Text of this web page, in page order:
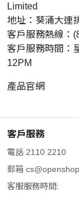
Limited
地址：葵涌大連
客戶服務熱線：
客戶服務時間：
12PM
產品官網
客戶服務
電話 2110 2210
郵箱
客服服務時間: